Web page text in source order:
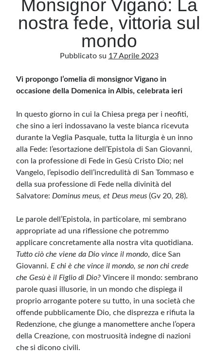
Categorie
Categorie
Questo blog non rappresenta una testata giornalistica, in quanto viene aggiornato
senza alcuna periodicità. Non può pertanto considerarsi un prodotto editoriale ai
sensi della legge n· 62 del 7.03.2001. L’autore non è responsabile di quanto
pubblicato dai lettori nei commenti ai vari post. Saranno comunque cancellati quelli
ritenuti offensivi o lesivi dell’immagine o dell’onorabilità di terzi, di genere spam,
razzisti o che contengano dati personali non conformi al rispetto delle norme sulla
privacy. Alcune immagini inserite in questo blog sono tratte da Internet e, pertanto,
considerate di pubblico dominio. Qualora la loro pubblicazione violasse eventuali
immediatamente rimosse. L’autore del blog non è responsabile dei siti collegati
Meta
Feed dei commenti
WordPress.org
Monsignor Viganò: La
nostra fede, vittoria sul
mondo
Pubblicato su 17 Aprile 2023
Vi propongo l’omelia di monsignor Vigano in
occasione della Domenica in Albis, celebrata ieri
In questo giorno in cui la Chiesa prega per i neofiti,
che sino a ieri indossavano la veste bianca ricevuta
durante la Veglia Pasquale, tutta la liturgia è un inno
alla Fede: l’esortazione dell’Epistola di San Giovanni,
con la professione di Fede in Gesù Cristo Dio; nel
Vangelo, l’episodio dell’incredulità di San Tommaso e
della sua professione di Fede nella divinità del
Salvatore: Dominus meus, et Deus meus (Gv 20, 28).
Le parole dell’Epistola, in particolare, mi sembrano
appropriate ad una riflessione che potremmo
applicare concretamente alla nostra vita quotidiana.
Tutto ciò che viene da Dio vince il mondo, dice San
Giovanni. E chi è che vince il mondo, se non chi crede
che Gesù è il Figlio di Dio?Vincere il mondo: sembrano
parole quasi illusorie, in un mondo che dispiega il
proprio arrogante potere su tutto, in una società che
offende pubblicamente Dio, che disprezza e rifiuta la
Redenzione, che giunge a manomettere anche l’opera
della Creazione, con mostruosità indegne di nazioni
che si dicono civili.